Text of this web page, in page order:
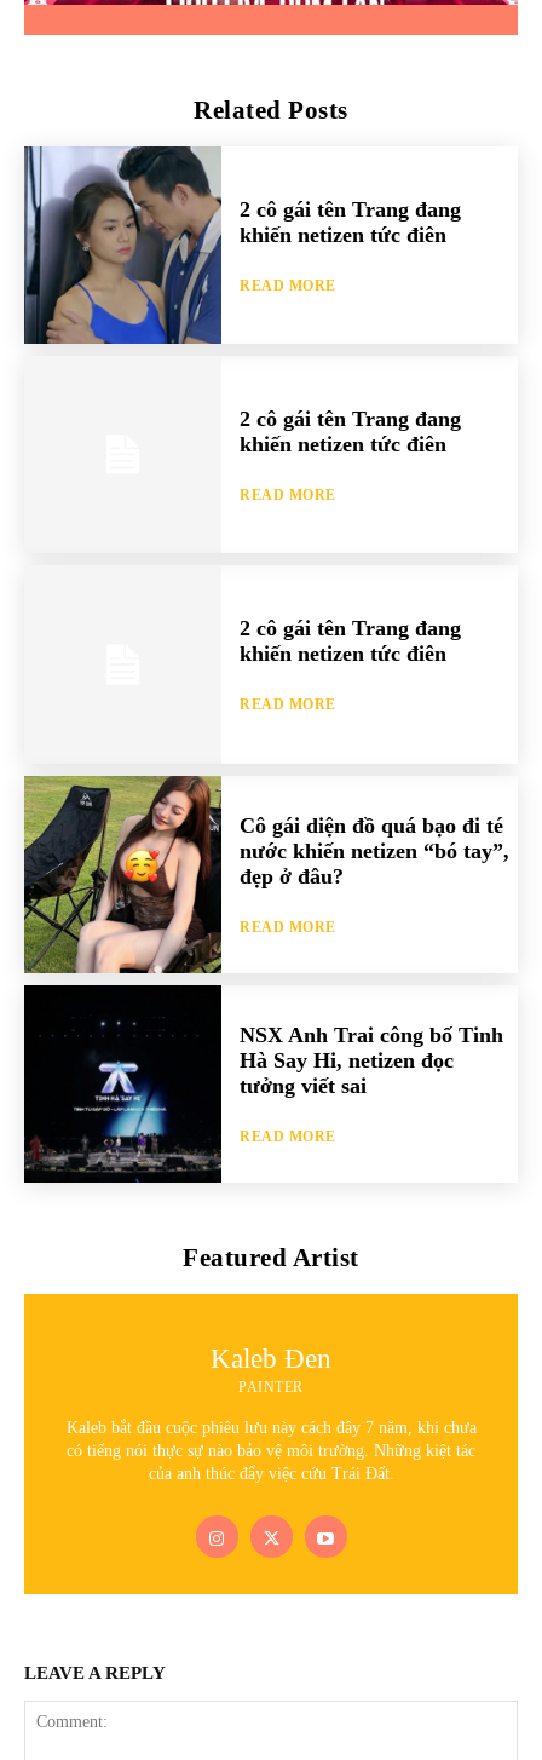
Related Posts
2 cô gái tên Trang đang
khiến netizen tức điên
READ MORE
2 cô gái tên Trang đang
khiến netizen tức điên
READ MORE
2 cô gái tên Trang đang
khiến netizen tức điên
READ MORE
Cô gái diện đồ quá bạo đi té
nước khiến netizen “bó tay”,
đẹp ở đâu?
READ MORE
NSX Anh Trai công bố Tinh
Hà Say Hi, netizen đọc
tưởng viết sai
READ MORE
Featured Artist
Kaleb Đen
PAINTER
Kaleb bắt đầu cuộc phiêu lưu này cách đây 7 năm, khi chưa
có tiếng nói thực sự nào bảo vệ môi trường. Những kiệt tác
của anh thúc đẩy việc cứu Trái Đất.
LEAVE A REPLY